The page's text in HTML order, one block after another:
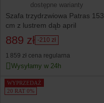
dostępne warianty
Szafa trzydrzwiowa Patras 153
cm z lustrem dąb april
889 zł -210 zł
1 859 zł cena regularna
Wysyłamy w 24h
WYPRZEDAŻ
20 RAT 0%